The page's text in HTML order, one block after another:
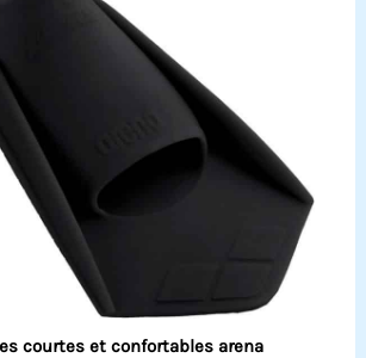
courtes et confortables arena